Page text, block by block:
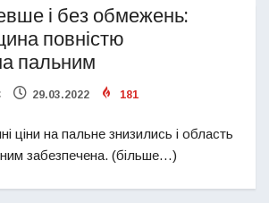
і без обмежень:
повністю
пальним
29.03.2022 181
ціни на пальне знизились і область
ним забезпечена. (більше…)